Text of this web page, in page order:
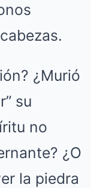
¿Murió
su
no
¿O
la piedra